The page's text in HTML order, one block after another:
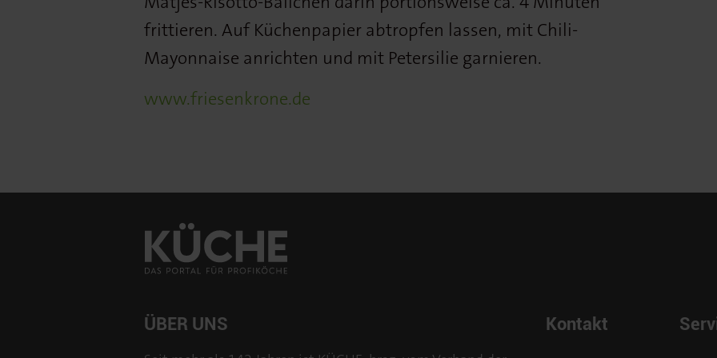
frittieren. Auf Küchenpapier abtropfen lassen, mit Chili-
Mayonnaise anrichten und mit Petersilie garnieren.
www.friesenkrone.de
ÜBER UNS Kontakt